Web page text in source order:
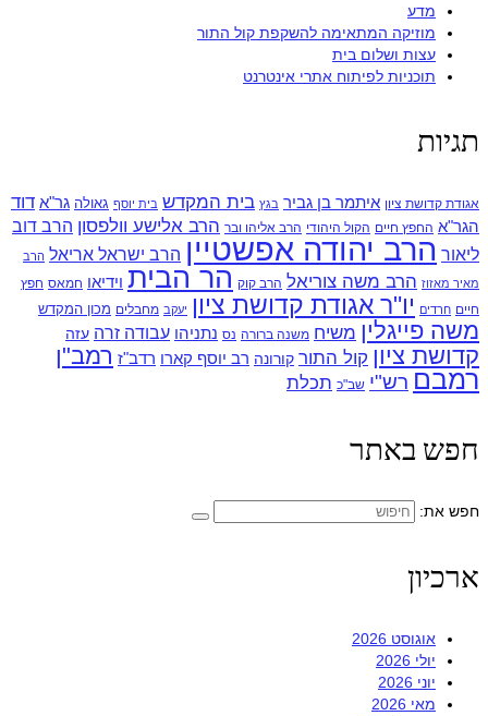
מדע
מוזיקה המתאימה להשקפת קול התור
עצות ושלום בית
תוכניות לפיתוח אתרי אינטרנט
תגיות
אגודת קדושת ציון איתמר בן גביר בגץ בית המקדש בית יוסף גאולה גר"א דוד
הגר"א החפץ חיים הקול היהודי הרב אליהו ובר הרב אלישע וולפסון הרב דוב
ליאור הרב יהודה אפשטיין הרב ישראל אריאל הרב
מאיר מאזוז הרב משה צוריאל הרב קוק הר הבית וידיאו חמאס חפץ
חיים חרדים יו"ר אגודת קדושת ציון יעקב מחבלים מכון המקדש
משה פייגלין משיח משנה ברורה נס נתניהו עבודה זרה עזה
קדושת ציון קול התור קורונה רב יוסף קארו רדב"ז רמב"ן
רמבם רש"י שב"כ תכלת
חפש באתר
חפש את:
ארכיון
אוגוסט 2026
יולי 2026
יוני 2026
מאי 2026